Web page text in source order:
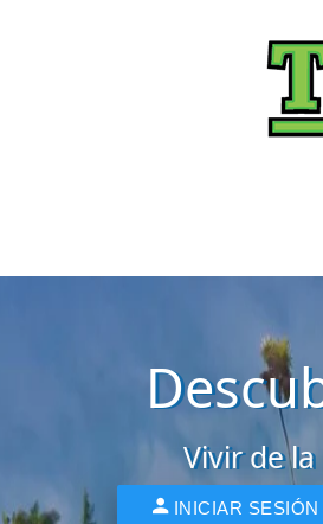
Vivir de la
INICIAR SESIÓN